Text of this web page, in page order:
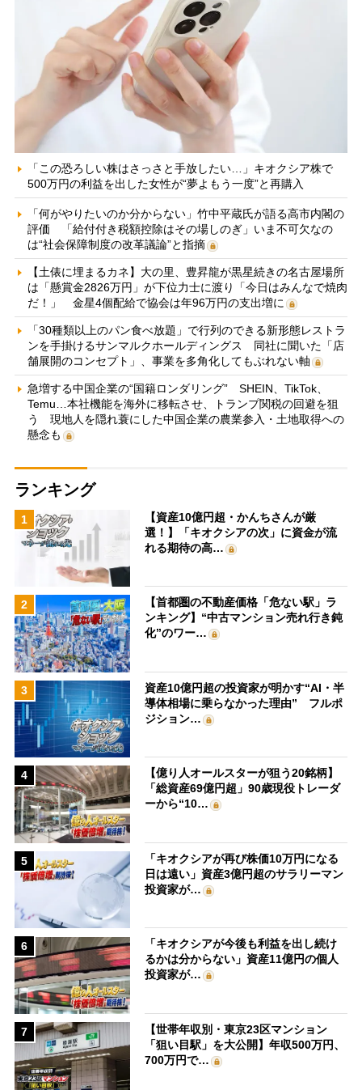
「この恐ろしい株はさっさと手放したい…」キオクシア株で
500万円の利益を出した女性が“夢よもう一度”と再購入
「何がやりたいのか分からない」竹中平蔵氏が語る高市内閣の
評価 「給付付き税額控除はその場しのぎ」いま不可欠なの
は“社会保障制度の改革議論”と指摘
【土俵に埋まるカネ】大の里、豊昇龍が黒星続きの名古屋場所
は「懸賞金2826万円」が下位力士に渡り「今日はみんなで焼肉
だ！」 金星4個配給で協会は年96万円の支出増に
「30種類以上のパン食べ放題」で行列のできる新形態レストラ
ンを手掛けるサンマルクホールディングス 同社に聞いた「店
舗展開のコンセプト」、事業を多角化してもぶれない軸
急増する中国企業の“国籍ロンダリング” SHEIN、TikTok、
Temu…本社機能を海外に移転させ、トランプ関税の回避を狙
う 現地人を隠れ蓑にした中国企業の農業参入・土地取得への
懸念も
ランキング
1
【資産10億円超・かんちさんが厳
選！】「キオクシアの次」に資金が流
れる期待の高…
2
【首都圏の不動産価格「危ない駅」ラ
ンキング】“中古マンション売れ行き鈍
化”のワー…
3
資産10億円超の投資家が明かす“AI・半
導体相場に乗らなかった理由” フルポ
ジション…
4
【億り人オールスターが狙う20銘柄】
「総資産69億円超」90歳現役トレーダ
ーから“10…
5
「キオクシアが再び株価10万円になる
日は遠い」資産3億円超のサラリーマン
投資家が…
6
「キオクシアが今後も利益を出し続け
るかは分からない」資産11億円の個人
投資家が…
7
【世帯年収別・東京23区マンション
「狙い目駅」を大公開】年収500万円、
700万円で…